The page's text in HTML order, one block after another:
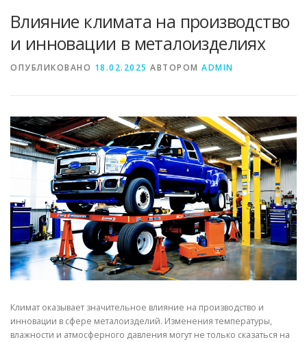
МЕТАЛЛЫ И ОКРУЖАЮЩАЯ СРЕДА
СВОЙСТВА МЕТАЛЛОВ СОРТА МЕТАЛЛОВ
СТАТЬИ
Влияние климата на производство
и инновации в металоизделиях
ОПУБЛИКОВАНО 18.02.2025 АВТОРОМ ADMIN
Климат оказывает значительное влияние на производство и
инновации в сфере металоизделий. Изменения температуры,
влажности и атмосферного давления могут не только сказаться на